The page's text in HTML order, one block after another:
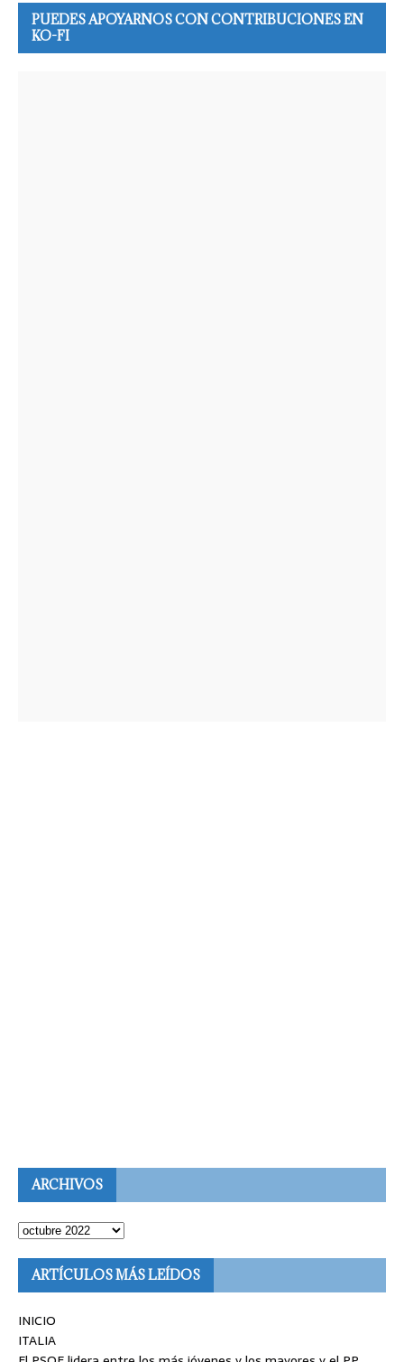
PUEDES APOYARNOS CON CONTRIBUCIONES EN
KO-FI
ARCHIVOS
ARTÍCULOS MÁS LEÍDOS
INICIO
ITALIA